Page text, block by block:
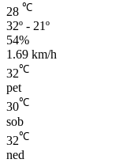
28 ℃
32º - 21º
54%
1.69 km/h
32℃
pet
30℃
sob
32℃
ned